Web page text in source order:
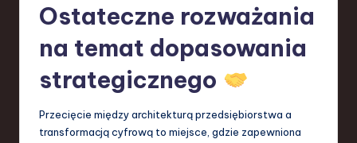
Ostateczne rozważania
na temat dopasowania
strategicznego
Przecięcie między architekturą przedsiębiorstwa a
transformacją cyfrową to miejsce, gdzie zapewniona